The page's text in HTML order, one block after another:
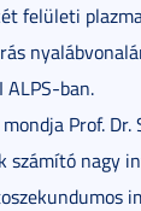
felületi
ALPS-ban.
Prof. Dr.
számító nagy